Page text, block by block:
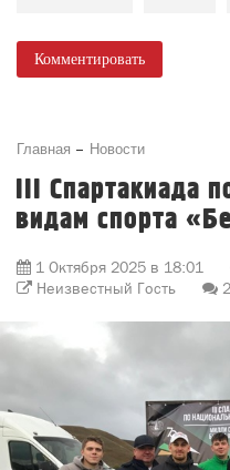
Комментировать
Главная Новости
III Спартакиада
видам спорта
1 Октября 2025 в 18:01
Неизвестный Гость
2